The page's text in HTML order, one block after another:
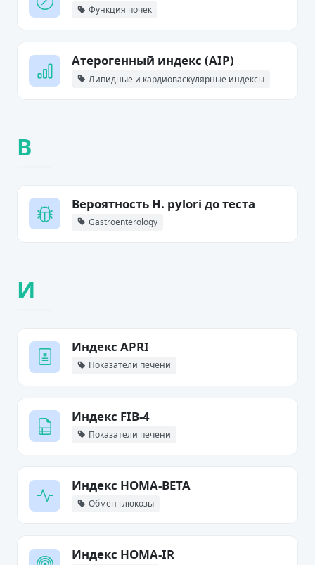
Функция почек
Атерогенный индекс (AIP)
Липидные и кардиоваскулярные индексы
В
Вероятность H. pylori до теста
Gastroenterology
И
Индекс APRI
Показатели печени
Индекс FIB-4
Показатели печени
Индекс HOMA-BETA
Обмен глюкозы
Индекс HOMA-IR